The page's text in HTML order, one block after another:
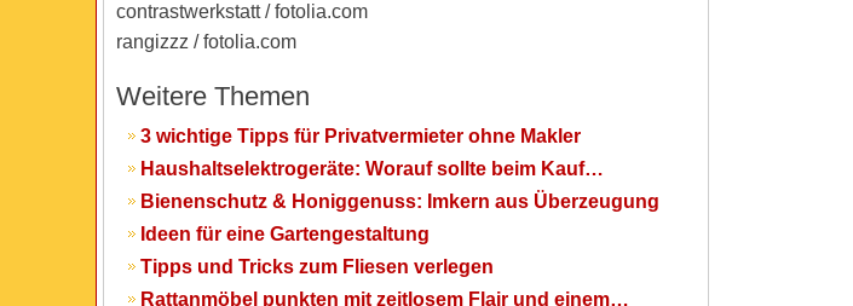
contrastwerkstatt / fotolia.com
rangizzz / fotolia.com
Weitere Themen
3 wichtige Tipps für Privatvermieter ohne Makler
Haushaltselektrogeräte: Worauf sollte beim Kauf…
Bienenschutz & Honiggenuss: Imkern aus Überzeugung
Ideen für eine Gartengestaltung
Tipps und Tricks zum Fliesen verlegen
Rattanmöbel punkten mit zeitlosem Flair und einem…